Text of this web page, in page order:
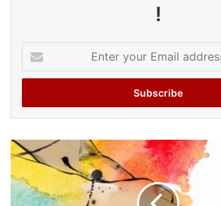
!
your
Email